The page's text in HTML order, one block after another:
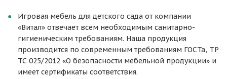
Игровая мебель для детского сада от компании
«Витал» отвечает всем необходимым санитарно-
гигиеническим требованиям. Наша продукция
производится по современным требованиям ГОСТа, ТР
ТС 025/2012 «О безопасности мебельной продукции» и
имеет сертификаты соответствия.